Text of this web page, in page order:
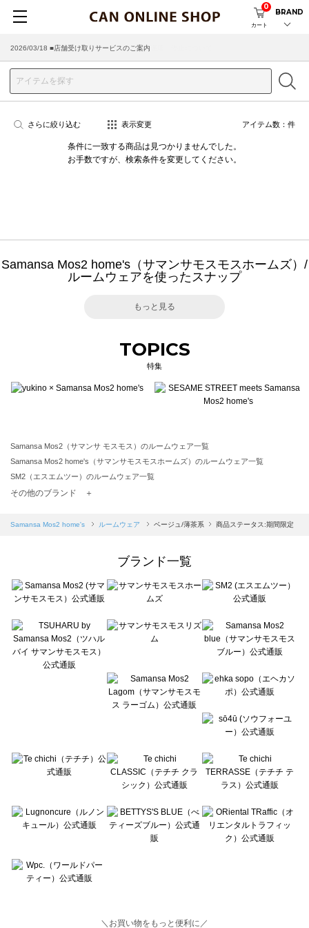
カート
0
BRAND
2026/03/18 ■店舗受け取りサービスのご案内
さらに絞り込む 表示変更 アイテム数： 件
条件に一致する商品は見つかりませんでした。
お手数ですが、検索条件を変更してください。
Samansa Mos2 home's（サマンサモスモスホームズ）/
ルームウェアを使ったスナップ
もっと見る
TOPICS
特集
Samansa Mos2（サマンサ モスモス）のルームウェア一覧
Samansa Mos2 home's（サマンサモスモスホームズ）のルームウェア一覧
SM2（エスエムツー）のルームウェア一覧
TSUHARU by Samansa Mos2（ツハルバイサマンサモスモス）のルームウェア一覧
Samansa Mos2 blue（サマンサモスモス ブルー）のルームウェア一覧
sō4ū（ソウフォーユー）のルームウェア一覧
Te chichi（テチチ）のルームウェア一覧
Te chichi CLASSIC（テチチ クラシック）のルームウェア一覧
Lugnoncure（ルノンキュール）のルームウェア一覧
BETTY'S BLUE（べティーズブルー）のルームウェア一覧
Wpc.（ワールドパーティー）のルームウェア一覧
その他のブランド ＋
Samansa Mos2 home's ルームウェア ベージュ/薄茶系 商品ステータス:期間限定
ブランド一覧
＼お買い物をもっと便利に／